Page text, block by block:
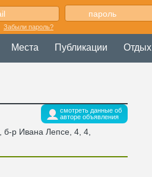
Забыли пароль?
Места Публикации Отдых
смотреть данные об
авторе объявления
б-р Ивана Лепсе, 4, 4